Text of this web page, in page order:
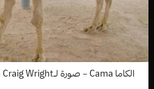
الكاما Cama – صورة لـCraig Wright من فليكر